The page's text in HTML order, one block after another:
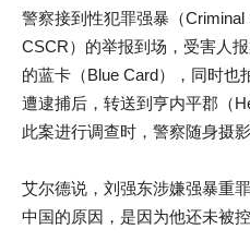
警察接到性犯罪强暴（Criminal
CSCR）的举报到场，受害人
的蓝卡（Blue Card），同时也
遭逮捕后，转送到亨内平郡（
此案进行调查时，警察随身摄影
艾尔德说，刘强东涉嫌强暴重
中国的原因，是因为他还未被控